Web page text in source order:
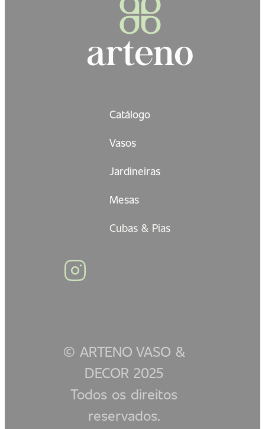
Catálogo
Vasos
Jardineiras
Mesas
Cubas & Pias
© ARTENO VASO &
DECOR 2025
Todos os direitos
reservados.